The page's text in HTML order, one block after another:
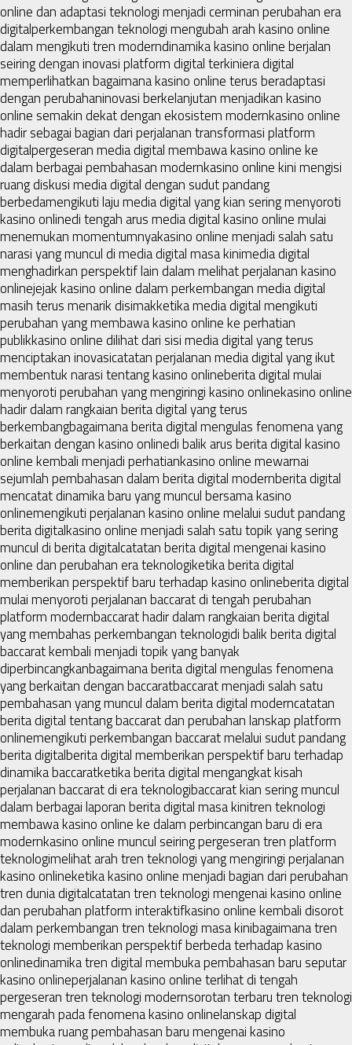
online dan adaptasi teknologi menjadi cerminan perubahan era
digitalperkembangan teknologi mengubah arah kasino online
dalam mengikuti tren moderndinamika kasino online berjalan
seiring dengan inovasi platform digital terkiniera digital
memperlihatkan bagaimana kasino online terus beradaptasi
dengan perubahaninovasi berkelanjutan menjadikan kasino
online semakin dekat dengan ekosistem modernkasino online
hadir sebagai bagian dari perjalanan transformasi platform
digitalpergeseran media digital membawa kasino online ke
dalam berbagai pembahasan modernkasino online kini mengisi
ruang diskusi media digital dengan sudut pandang
berbedamengikuti laju media digital yang kian sering menyoroti
kasino onlinedi tengah arus media digital kasino online mulai
menemukan momentumnyakasino online menjadi salah satu
narasi yang muncul di media digital masa kinimedia digital
menghadirkan perspektif lain dalam melihat perjalanan kasino
onlinejejak kasino online dalam perkembangan media digital
masih terus menarik disimakketika media digital mengikuti
perubahan yang membawa kasino online ke perhatian
publikkasino online dilihat dari sisi media digital yang terus
menciptakan inovasicatatan perjalanan media digital yang ikut
membentuk narasi tentang kasino onlineberita digital mulai
menyoroti perubahan yang mengiringi kasino onlinekasino online
hadir dalam rangkaian berita digital yang terus
berkembangbagaimana berita digital mengulas fenomena yang
berkaitan dengan kasino onlinedi balik arus berita digital kasino
online kembali menjadi perhatiankasino online mewarnai
sejumlah pembahasan dalam berita digital modernberita digital
mencatat dinamika baru yang muncul bersama kasino
onlinemengikuti perjalanan kasino online melalui sudut pandang
berita digitalkasino online menjadi salah satu topik yang sering
muncul di berita digitalcatatan berita digital mengenai kasino
online dan perubahan era teknologiketika berita digital
memberikan perspektif baru terhadap kasino onlineberita digital
mulai menyoroti perjalanan baccarat di tengah perubahan
platform modernbaccarat hadir dalam rangkaian berita digital
yang membahas perkembangan teknologidi balik berita digital
baccarat kembali menjadi topik yang banyak
diperbincangkanbagaimana berita digital mengulas fenomena
yang berkaitan dengan baccaratbaccarat menjadi salah satu
pembahasan yang muncul dalam berita digital moderncatatan
berita digital tentang baccarat dan perubahan lanskap platform
onlinemengikuti perkembangan baccarat melalui sudut pandang
berita digitalberita digital memberikan perspektif baru terhadap
dinamika baccaratketika berita digital mengangkat kisah
perjalanan baccarat di era teknologibaccarat kian sering muncul
dalam berbagai laporan berita digital masa kinitren teknologi
membawa kasino online ke dalam perbincangan baru di era
modernkasino online muncul seiring pergeseran tren platform
teknologimelihat arah tren teknologi yang mengiringi perjalanan
kasino onlineketika kasino online menjadi bagian dari perubahan
tren dunia digitalcatatan tren teknologi mengenai kasino online
dan perubahan platform interaktifkasino online kembali disorot
dalam perkembangan tren teknologi masa kinibagaimana tren
teknologi memberikan perspektif berbeda terhadap kasino
onlinedinamika tren digital membuka pembahasan baru seputar
kasino onlineperjalanan kasino online terlihat di tengah
pergeseran tren teknologi modernsorotan terbaru tren teknologi
mengarah pada fenomena kasino onlinelanskap digital
membuka ruang pembahasan baru mengenai kasino